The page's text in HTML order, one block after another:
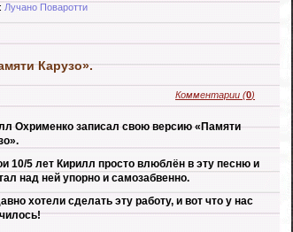
Лучано Поваротти
Карузо».
Комментарии (0)
Охрименко записал свою версию «Памяти
10/5 лет Кирилл просто влюблён в эту песню и
над ней упорно и самозабвенно.
хотели сделать эту работу, и вот что у нас